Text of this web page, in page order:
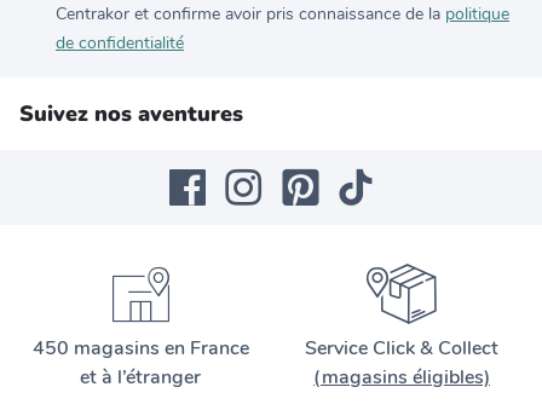
Centrakor et confirme avoir pris connaissance de la politique
de confidentialité
Suivez nos aventures
450 magasins en France
et à l’étranger
Service Click & Collect
(magasins éligibles)